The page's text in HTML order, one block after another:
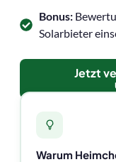
Bonus:
Solarbieter
Jetzt
Warum